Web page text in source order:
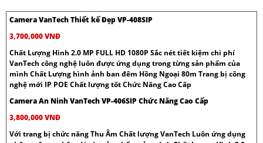
Camera VanTech Thiết kế Đẹp VP-408SIP
3,700,000 VNĐ
Chất Lượng Hình 2.0 MP FULL HD 1080P Sắc nét tiết kiệm chi phí
VanTech công nghệ luôn được ứng dụng trong từng sản phẩm của
mình Chất Lượng hình ảnh ban đêm Hồng Ngoại 80m Trang bị công
nghệ mới IP POE Chất lượng tốt Chức Năng Cao Cấp
Camera An Ninh VanTech VP-406SIP Chức Năng Cao Cấp
3,800,000 VNĐ
Với trang bị chức năng Thu Âm Chất lượng VanTech Luôn ứng dụng